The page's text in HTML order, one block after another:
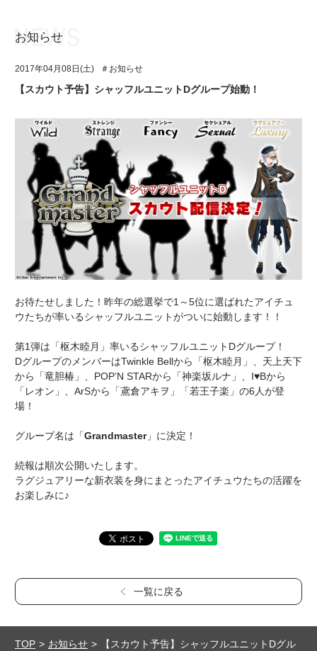
アプリゲーム
イベント・キャンペーン
ミュージック
グッズ・本
ギャラリー
ユニット&キャラクター
アプリゲーム
イベント・キャンペーン
ミュージック
グッズ・本
ギャラリー
お知らせ
2017年04月08日(土) ＃お知らせ
【スカウト予告】シャッフルユニットDグループ始動！
お待たせしました！昨年の総選挙で1～5位に選ばれたアイチュ
ウたちが率いるシャッフルユニットがついに始動します！！
第1弾は「枢木睦月」率いるシャッフルユニットDグループ！
DグループのメンバーはTwinkle Bellから「枢木睦月」、天上天下
から「竜胆椿」、POP’N STARから「神楽坂ルナ」、I♥Bから
「レオン」、ArSから「鳶倉アキヲ」「若王子楽」の6人が登
場！
グループ名は「Grandmaster」に決定！
続報は順次公開いたします。
ラグジュアリーな新衣装を身にまとったアイチュウたちの活躍を
お楽しみに♪
一覧に戻る
TOP お知らせ
【スカウト予告】シャッフルユニットDグル